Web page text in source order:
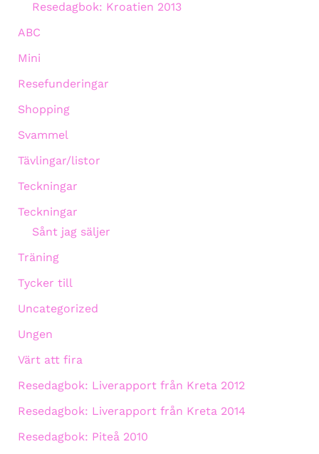
Resedagbok: Kroatien 2013
ABC
Mini
Resefunderingar
Shopping
Svammel
Tävlingar/listor
Teckningar
Teckningar
Sånt jag säljer
Träning
Tycker till
Uncategorized
Ungen
Värt att fira
Resedagbok: Liverapport från Kreta 2012
Resedagbok: Liverapport från Kreta 2014
Resedagbok: Piteå 2010